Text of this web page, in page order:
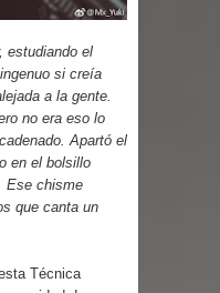
estudiando el
si creía
a la gente.
no era eso lo
Apartó el
en el bolsillo
Ese chisme
que canta un
Técnica